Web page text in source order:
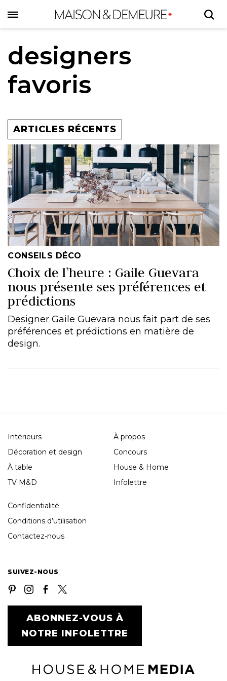
to
main
content
designers
favoris
ARTICLES RÉCENTS
CONSEILS DÉCO
Choix de l’heure : Gaile Guevara
nous présente ses préférences et
prédictions
Designer Gaile Guevara nous fait part de ses
préférences et prédictions en matière de
design.
Intérieurs
Décoration et design
À table
TV M&D
À propos
Concours
House & Home
Infolettre
Confidentialité
Conditions d’utilisation
Contactez-nous
SUIVEZ-NOUS
ABONNEZ-VOUS À
NOTRE INFOLETTRE